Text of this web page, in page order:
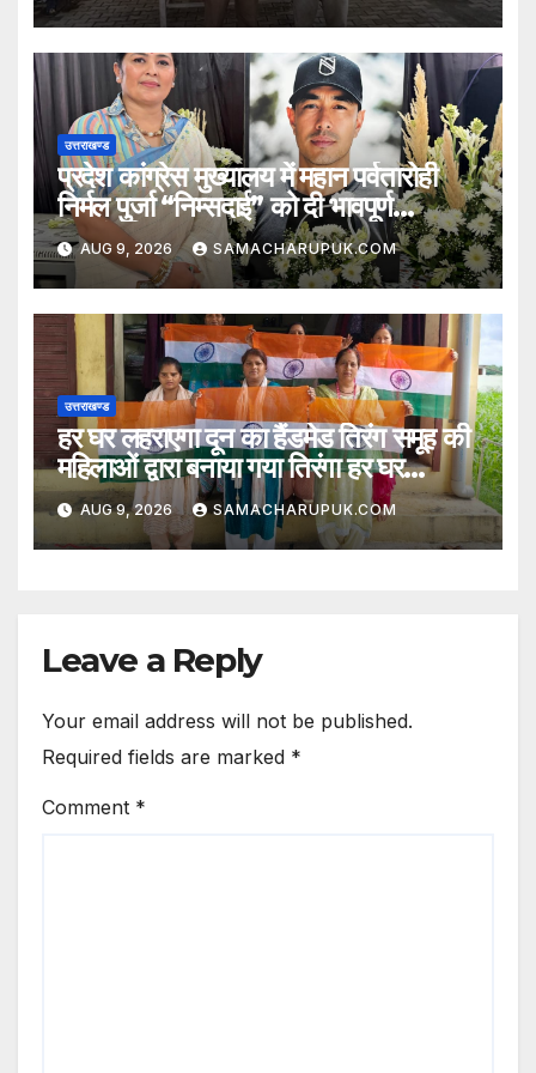
उत्तराखण्ड
प्रदेश कांग्रेस मुख्यालय में महान पर्वतारोही
निर्मल पुर्जा “निम्सदाई” को दी भावपूर्ण
श्रद्धांजलि
AUG 9, 2026 SAMACHARUPUK.COM
उत्तराखण्ड
हर घर लहराएगा दून का हैंडमेड तिरंग समूह की
महिलाओं द्वारा बनाया गया तिरंगा हर घर
लहराएगा
AUG 9, 2026 SAMACHARUPUK.COM
Leave a Reply
Your email address will not be published.
Required fields are marked *
Comment *